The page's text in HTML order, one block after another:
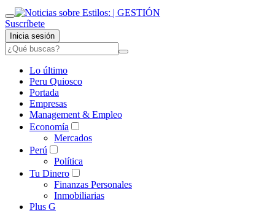
Suscríbete
Inicia sesión
Lo último
Peru Quiosco
Portada
Empresas
Management & Empleo
Economía
Mercados
Perú
Política
Tu Dinero
Finanzas Personales
Inmobiliarias
Plus G